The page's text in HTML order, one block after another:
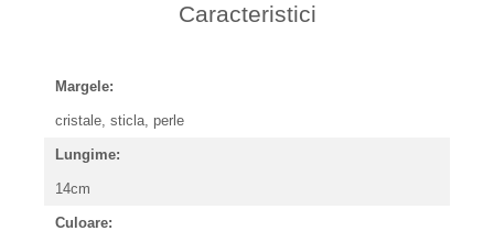
Caracteristici
Margele:
cristale, sticla, perle
Lungime:
14cm
Culoare: